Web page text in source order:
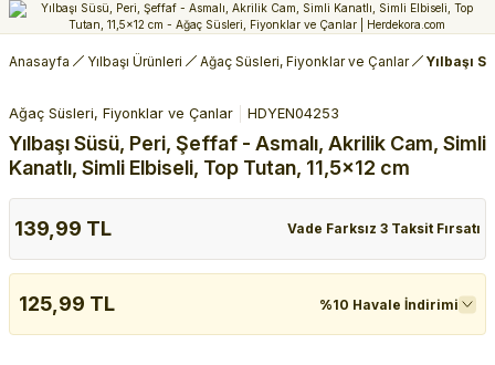
Anasayfa Yılbaşı Ürünleri Ağaç Süsleri, Fiyonklar ve Çanlar Yılbaşı
Ağaç Süsleri, Fiyonklar ve Çanlar HDYEN04253
Yılbaşı Süsü, Peri, Şeffaf - Asmalı, Akrilik Cam, Simli
Kanatlı, Simli Elbiseli, Top Tutan, 11,5x12 cm
139,99 TL Vade Farksız 3 Taksit Fırsatı
125,99 TL %10 Havale İndirimi